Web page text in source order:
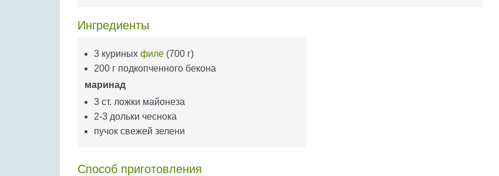
Ингредиенты
3 куриных филе (700 г)
200 г подкопченного бекона
маринад
3 ст. ложки майонеза
2-3 дольки чеснока
пучок свежей зелени
Способ приготовления